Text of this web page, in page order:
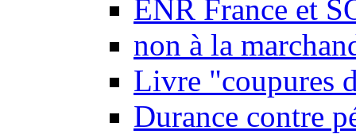
ENR France et
non à la
Livre "coupures
Durance contre